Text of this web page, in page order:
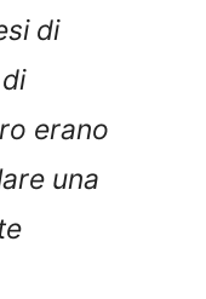
di
erano
una